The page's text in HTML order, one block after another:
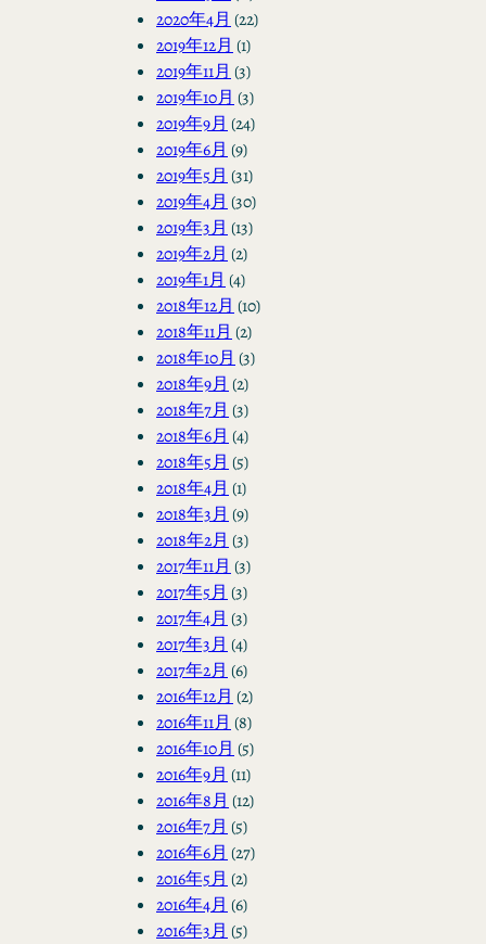
2020年4月 (22)
2019年12月 (1)
2019年11月 (3)
2019年10月 (3)
2019年9月 (24)
2019年6月 (9)
2019年5月 (31)
2019年4月 (30)
2019年3月 (13)
2019年2月 (2)
2019年1月 (4)
2018年12月 (10)
2018年11月 (2)
2018年10月 (3)
2018年9月 (2)
2018年7月 (3)
2018年6月 (4)
2018年5月 (5)
2018年4月 (1)
2018年3月 (9)
2018年2月 (3)
2017年11月 (3)
2017年5月 (3)
2017年4月 (3)
2017年3月 (4)
2017年2月 (6)
2016年12月 (2)
2016年11月 (8)
2016年10月 (5)
2016年9月 (11)
2016年8月 (12)
2016年7月 (5)
2016年6月 (27)
2016年5月 (2)
2016年4月 (6)
2016年3月 (5)